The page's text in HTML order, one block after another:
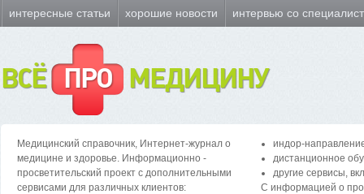
интересные статьи хорошие новости интервью со
ВСЁ ПРО МЕДИЦИНУ
Медицинский справочник, Интернет-журнал о
медицине и здоровье. Информационно -
просветительский проект с дополнительными
сервисами для различных клиентов:
индор-
дистанционное
другие сервисы,
С информацией о